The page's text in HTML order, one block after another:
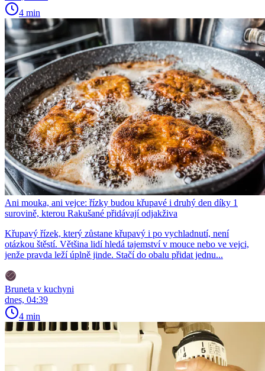
4 min
Ani mouka, ani vejce: řízky budou křupavé i druhý den díky 1
surovině, kterou Rakušané přidávají odjakživa
Křupavý řízek, který zůstane křupavý i po vychladnutí, není
otázkou štěstí. Většina lidí hledá tajemství v mouce nebo ve vejci,
jenže pravda leží úplně jinde. Stačí do obalu přidat jednu...
Bruneta v kuchyni
dnes, 04:39
4 min